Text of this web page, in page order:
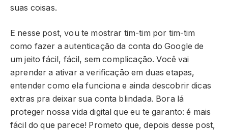
suas coisas.
E nesse post, vou te mostrar tim-tim por tim-tim
como fazer a autenticação da conta do Google de
um jeito fácil, fácil, sem complicação. Você vai
aprender a ativar a verificação em duas etapas,
entender como ela funciona e ainda descobrir dicas
extras pra deixar sua conta blindada. Bora lá
proteger nossa vida digital que eu te garanto: é mais
fácil do que parece! Prometo que, depois desse post,